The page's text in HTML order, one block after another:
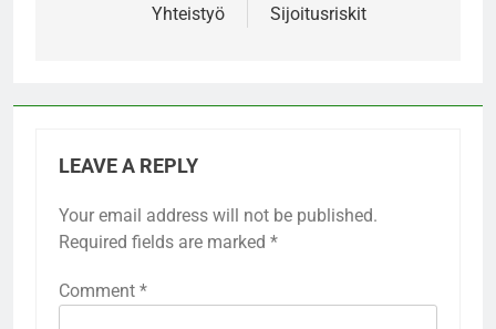
Yhteistyö
Sijoitusriskit
LEAVE A REPLY
Your email address will not be published.
Required fields are marked *
Comment *